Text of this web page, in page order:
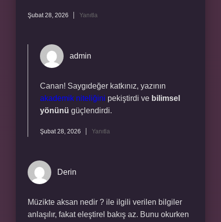
Şubat 28, 2026 Yanıtla
admin
Canan! Saygıdeğer katkınız, yazının
akademik niteliğini pekiştirdi ve bilimsel
yönünü güçlendirdi.
Şubat 28, 2026 Yanıtla
Derin
Müzikte aksan nedir ? ile ilgili verilen bilgiler
anlaşılır, fakat eleştirel bakış az. Bunu okurken